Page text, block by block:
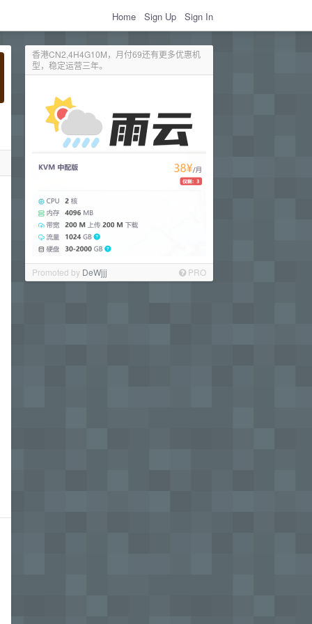
Home Sign Up Sign In
香港CN2,4H4G10M，月付69还有更多优惠机
型，稳定运营三年。
Promoted by DeWjjj PRO